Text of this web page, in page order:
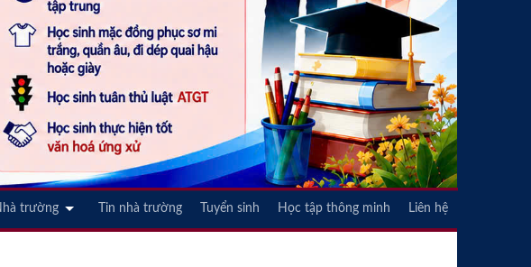
trường Tin nhà trường Tuyển sinh Học tập thông minh Liên hệ